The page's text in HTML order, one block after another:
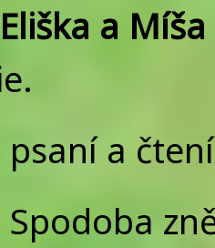
a
psaní a
Spodoba